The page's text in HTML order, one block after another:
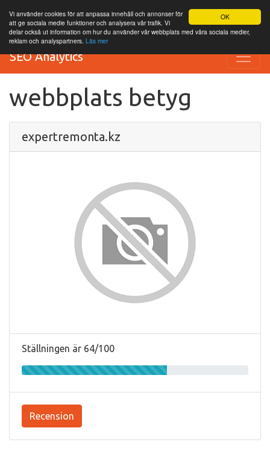
OK
Vi använder cookies för att anpassa innehåll och annonser för
att ge sociala medie funktioner och analysera vår trafik. Vi
delar också ut information om hur du använder vår webbplats med våra sociala medier,
reklam och analyspartners. Läs mer
SEO Analytics
webbplats betyg
expertremonta.kz
Ställningen är 64/100
Recension